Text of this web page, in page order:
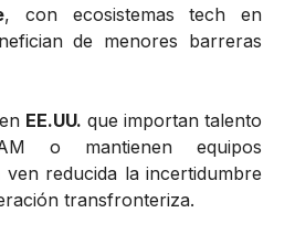
, con ecosistemas tech en
de menores barreras
EE.UU. que importan talento
o mantienen equipos
ven reducida la incertidumbre
transfronteriza.